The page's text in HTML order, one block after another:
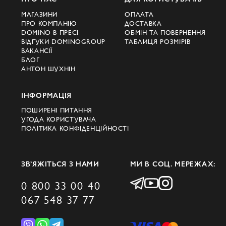
Domino. Наявність розмірів і актуальну
вартість уточнюйте на сайті.
.
Асортимент і ДНК
Основні цінності бренду - тісний зв'язок з
італійською спадщиною, сімейними
виробі.
Дизайнери "Дольче Габбана" звеличують
образ класичної середземноморської
жінки, даючи їй змогу сміливо
МАГАЗИНИ
ПРО КОМПАНІЮ
DOMINO В ПРЕСІ
ВІДГУКИ DOMINOGROUP
ВАКАНСІЇ
БЛОГ
АНТОН ШУХНІН
ОПЛАТА
ДОСТАВКА
ОБМІН ТА ПОВЕРНЕННЯ
ТАБЛИЦЯ РОЗМІРІВ
ІНФОРМАЦІЯ
ПОШИРЕНІ ПИТАННЯ
УГОДА КОРИСТУВАЧА
ПОЛІТИКА КОНФІДЕНЦІЙНОСТІ
ЗВ’ЯЖІТЬСЯ З НАМИ
0 800 33 00 40
067 548 37 77
МИ В СОЦ. МЕРЕЖАХ: